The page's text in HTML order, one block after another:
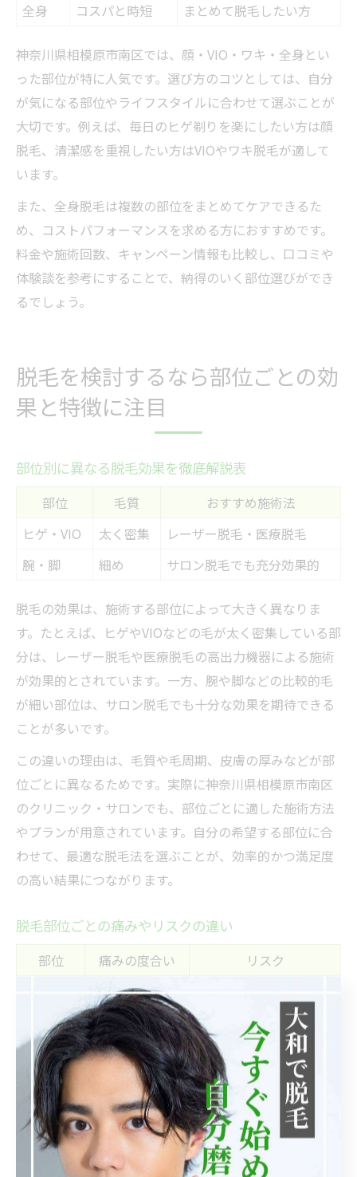
全身
コスパと時短 まとめて脱毛したい方
神奈川県相模原市南区では、顔・VIO・ワキ・全身とい
った部位が特に人気です。選び方のコツとしては、自分
が気になる部位やライフスタイルに合わせて選ぶことが
大切です。例えば、毎日のヒゲ剃りを楽にしたい方は顔
脱毛、清潔感を重視したい方はVIOやワキ脱毛が適して
います。
また、全身脱毛は複数の部位をまとめてケアできるた
め、コストパフォーマンスを求める方におすすめです。
料金や施術回数、キャンペーン情報も比較し、口コミや
体験談を参考にすることで、納得のいく部位選びができ
るでしょう。
脱毛を検討するなら部位ごとの効
果と特徴に注目
部位別に異なる脱毛効果を徹底解説表
部位 毛質
おすすめ施術法
ヒゲ・VIO
太く密集
レーザー脱毛・医療脱毛
腕・脚
細め サロン脱毛でも充分効果的
脱毛の効果は、施術する部位によって大きく異なりま
す。たとえば、ヒゲやVIOなどの毛が太く密集している部
分は、レーザー脱毛や医療脱毛の高出力機器による施術
が効果的とされています。一方、腕や脚などの比較的毛
が細い部位は、サロン脱毛でも十分な効果を期待できる
ことが多いです。
この違いの理由は、毛質や毛周期、皮膚の厚みなどが部
位ごとに異なるためです。実際に神奈川県相模原市南区
のクリニック・サロンでも、部位ごとに適した施術方法
やプランが用意されています。自分の希望する部位に合
わせて、最適な脱毛法を選ぶことが、効率的かつ満足度
の高い結果につながります。
脱毛部位ごとの痛みやリスクの違い
部位 痛みの度合い
リスク
強い
腕・脚
弱い 低め
脱毛部位によって感じる痛みやリスクも異なります。特
に顔やVIOは皮膚がデリケートなため、痛みを感じやす
く、施術後の赤みや肌荒れのリスクも高い傾向がありま
す。一方で、腕や脚は比較的痛みが少なく、リスクも低
めとされています。